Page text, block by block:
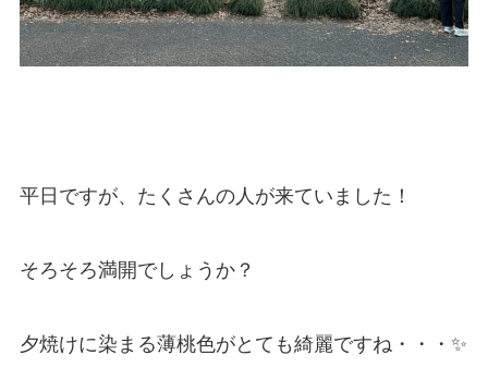
平日ですが、たくさんの人が来ていました！
そろそろ満開でしょうか？
夕焼けに染まる薄桃色がとても綺麗ですね・・・✨